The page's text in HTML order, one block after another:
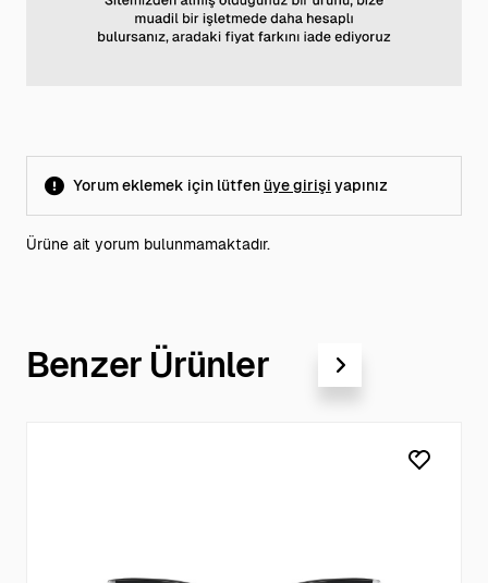
Yorum eklemek için lütfen üye girişi yapınız
Ürüne ait yorum bulunmamaktadır.
Benzer Ürünler